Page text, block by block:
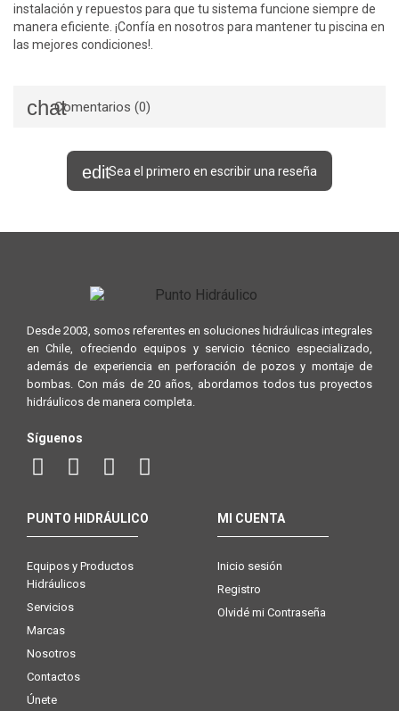
instalación y repuestos para que tu sistema funcione siempre de
manera eficiente. ¡Confía en nosotros para mantener tu piscina en
las mejores condiciones!.
Comentarios (0)
Sea el primero en escribir una reseña
Desde 2003, somos referentes en soluciones hidráulicas integrales
en Chile, ofreciendo equipos y servicio técnico especializado,
además de experiencia en perforación de pozos y montaje de
bombas. Con más de 20 años, abordamos todos tus proyectos
hidráulicos de manera completa.
Síguenos
PUNTO HIDRÁULICO
Equipos y Productos
Hidráulicos
Servicios
Marcas
Nosotros
Contactos
Únete
MI CUENTA
Inicio sesión
Registro
Olvidé mi Contraseña